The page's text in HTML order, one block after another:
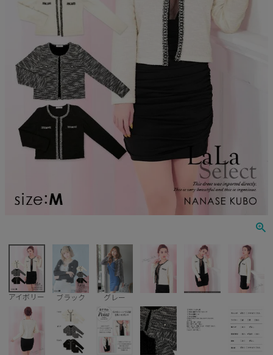
PURESS
an
GLAMOROUS
JENNNY
COMEX
Rechercher
Pleaser
ランジェリー
コスプレ
浴衣
アイボリー ブラック グレー